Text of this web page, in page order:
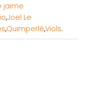
jaime
,Joel Le
,Quimperlé,Viols.